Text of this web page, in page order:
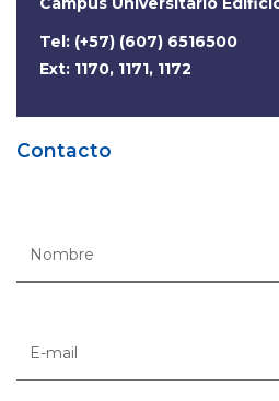
Tel: (+57) (607) 6516500
Ext: 1170, 1171, 1172
Contacto